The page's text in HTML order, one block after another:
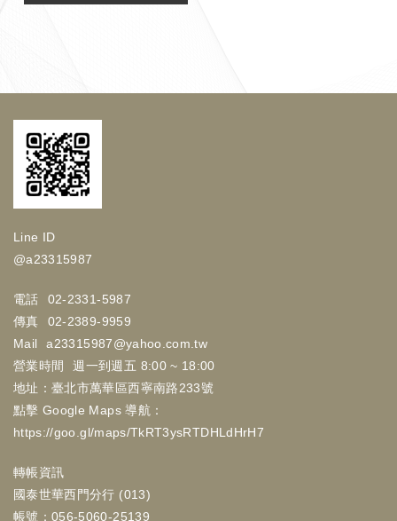
Line ID
@a23315987
電話
02-2331-5987
傳真
02-2389-9959
Mail
a23315987@yahoo.com.tw
營業時間
週一到週五 8:00 ~ 18:00
地址：臺北市萬華區西寧南路233號
點擊 Google Maps 導航：
https://goo.gl/maps/TkRT3ysRTDHLdHrH7
轉帳資訊
國泰世華西門分行 (013)
帳號：056-5060-25139